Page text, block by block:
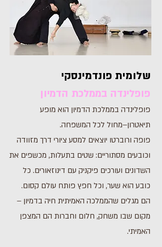
שלומית פונדמינסקי
פופלינדה בממלכת הדמיון
פופלינדה בממלכת הדמיון הוא מופע
תיאטרון–מחול לכל המשפחה.
פופה ורוברטו יוצאים למסע ציורי דרך מזוודה
וכובעים מסתוריים: שטים בתעלות, מכשפים את
השדונים ועורכים פיקניק עם דינוזאורים. כל
כובע הוא שער, וכל חפץ פותח עולם קסום.
הם מגלים שהממלכה האמיתית חיה בדמיון –
מקום שבו משחק, חלום וחברות הם המצפן
האמיתי.